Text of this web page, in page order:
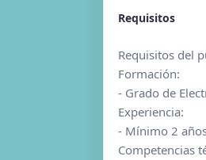
Requisitos
Requisitos del
Formación:
- Grado de
Experiencia:
- Mínimo 2
Competencias